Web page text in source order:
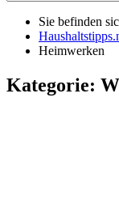
Sie befinden
Heimwerken
Kategorie: